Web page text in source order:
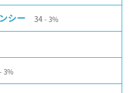
シー 34 3%
3%